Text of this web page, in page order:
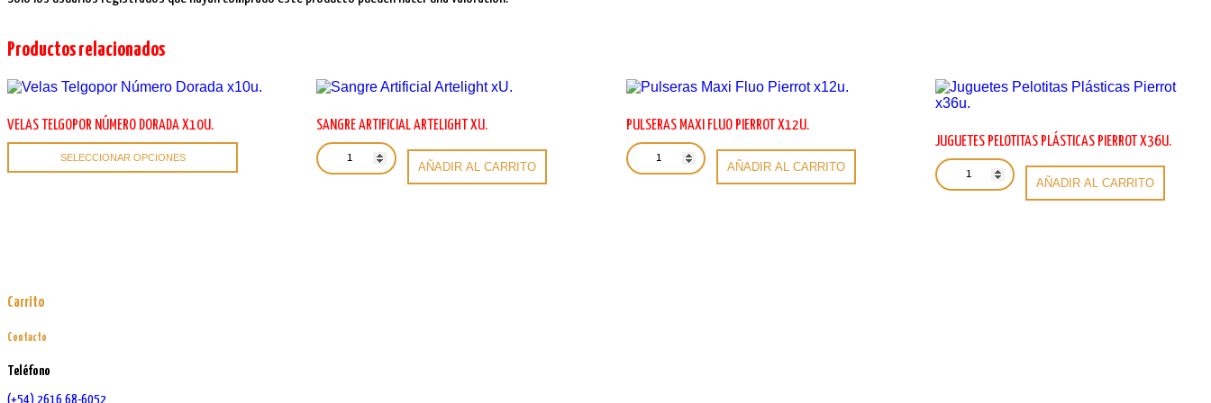
Productos relacionados
VELAS TELGOPOR NÚMERO DORADA X10U.
SELECCIONAR OPCIONES
SANGRE ARTIFICIAL ARTELIGHT XU.
Sangre
Artificial
Artelight
AÑADIR AL CARRITO
PULSERAS MAXI FLUO PIERROT X12U.
Pulseras
Maxi
Fluo
AÑADIR AL CARRITO
JUGUETES PELOTITAS PLÁSTICAS PIERROT X36U.
Juguetes
Pelotitas
Plásticas
AÑADIR AL CARRITO
Carrito
Contacto
Teléfono
(+54) 2616 68-6052